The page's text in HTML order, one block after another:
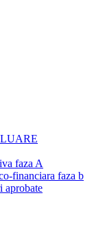
faza A
financiara faza b
aprobate